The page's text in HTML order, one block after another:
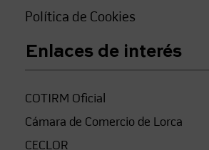
Política de Cookies
Enlaces de interés
COTIRM Oficial
Cámara de Comercio de Lorca
CECLOR